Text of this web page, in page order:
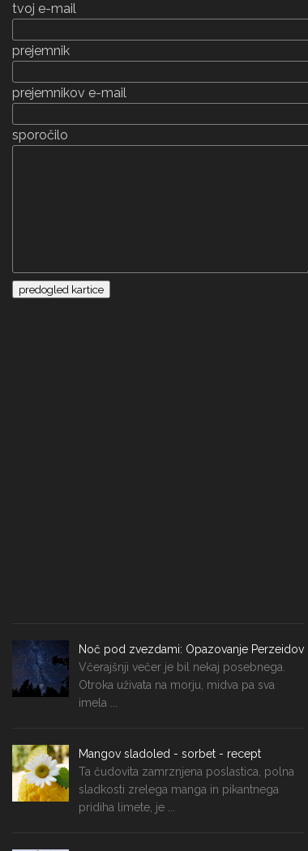
tvoj e-mail
prejemnik
prejemnikov e-mail
sporočilo
Noč pod zvezdami: Opazovanje Perzeidov
Včerajšnji večer je bil nekaj posebnega.
Otroka uživata na morju, midva pa sva
imela ...
Mangov sladoled - sorbet - recept
Ta čudovita zamrznjena poslastica, polna
sladkosti zrelega manga in pikantnega
pridiha limete, je ...